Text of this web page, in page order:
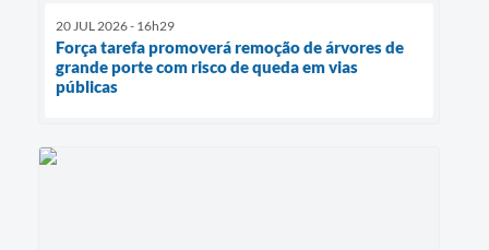
20 JUL 2026 - 16h29
Força tarefa promoverá remoção de árvores de
grande porte com risco de queda em vias
públicas